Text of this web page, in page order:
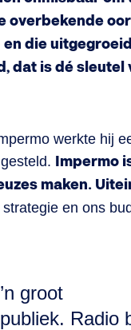
overbekende
die
dat is dé sleutel
werkte hij
Impermo
maken.
en ons
groot
Radio